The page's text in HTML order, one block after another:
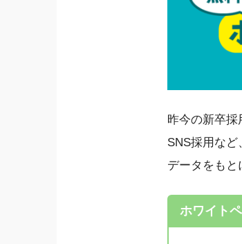
昨今の新卒採
SNS採用な
データをもと
ホワイト